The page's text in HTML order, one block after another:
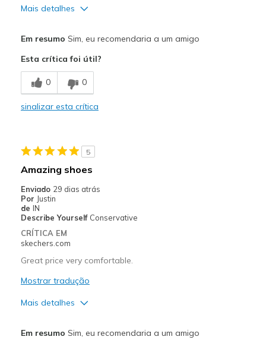
Mais detalhes
Comfortable
Durable
View On Shoes
Shoes are for Wearing
Em resumo Sim, eu recomendaria a um amigo
Esta crítica foi útil?
0 0
sinalizar esta crítica
5
Amazing shoes
Enviado 29 dias atrás
Por Justin
de IN
Describe Yourself Conservative
CRÍTICA EM
skechers.com
Great price very comfortable.
Mostrar tradução
Mais detalhes
Em resumo Sim, eu recomendaria a um amigo